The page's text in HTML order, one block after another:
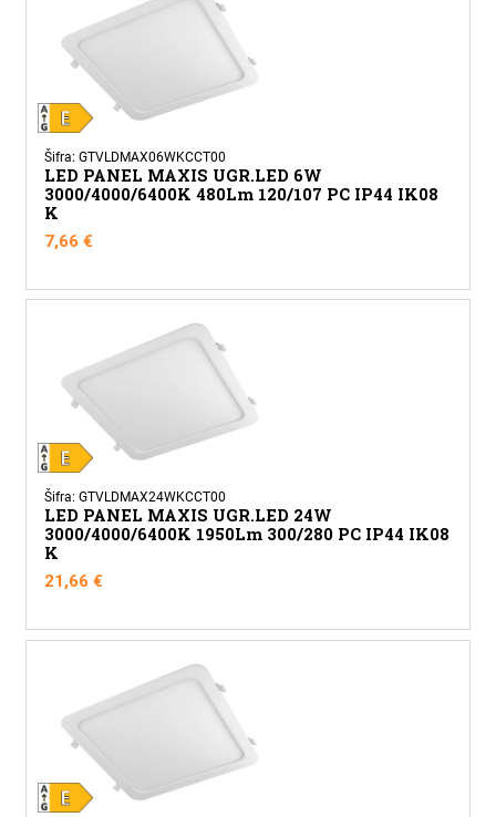
Šifra: GTVLDMAX06WKCCT00
LED PANEL MAXIS UGR.LED 6W
3000/4000/6400K 480Lm 120/107 PC IP44 IK08
K
7,66€
Šifra: GTVLDMAX24WKCCT00
LED PANEL MAXIS UGR.LED 24W
3000/4000/6400K 1950Lm 300/280 PC IP44 IK08
K
21,66€